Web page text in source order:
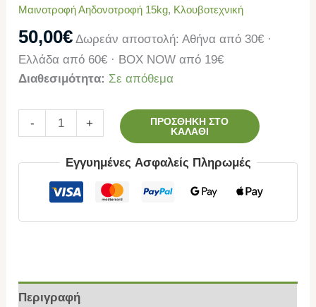
Μαινοτροφή Αηδονοτροφή 15kg, Κλουβοτεχνική
50,00€ Δωρεάν αποστολή: Αθήνα από 30€ ·
Ελλάδα από 60€ · BOX NOW από 19€
Διαθεσιμότητα: Σε απόθεμα
- +
ΠΡΟΣΘΉΚΗ ΣΤΟ
ΚΑΛΆΘΙ
Εγγυημένες Ασφαλείς Πληρωμές
Περιγραφή